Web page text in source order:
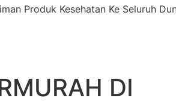
Produk Kesehatan Ke Seluruh
DI